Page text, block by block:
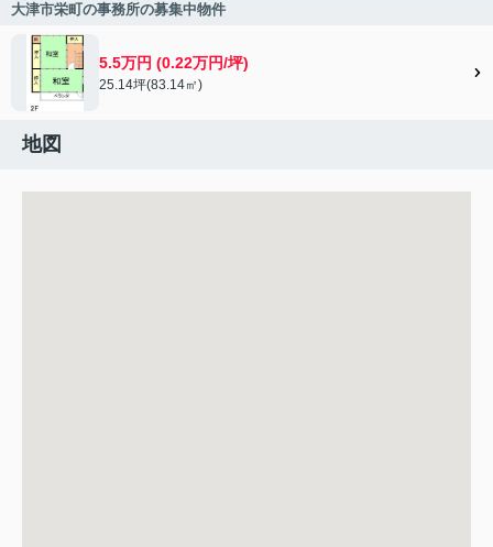
大津市栄町の事務所の募集中物件
5.5万円 (0.22万円/坪)
25.14坪(83.14㎡)
地図